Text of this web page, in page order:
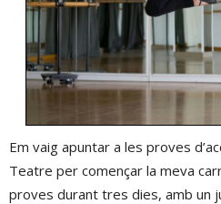
Em vaig apuntar a les proves
Teatre per començar la meva
proves durant tres dies, amb un